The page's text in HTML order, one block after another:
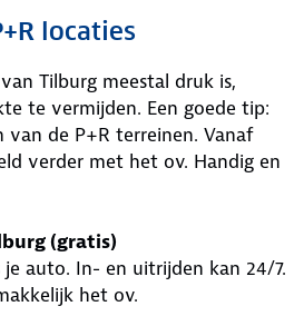
locaties
Tilburg meestal druk is,
te vermijden. Een goede tip:
van de P+R terreinen. Vanaf
verder met het ov. Handig en
(gratis)
je auto. In- en uitrijden kan 24/7.
het ov.